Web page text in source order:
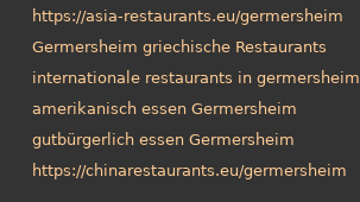
https://asia-restaurants.eu/germersheim
Germersheim griechische Restaurants
internationale restaurants in germersheim
amerikanisch essen Germersheim
gutbürgerlich essen Germersheim
https://chinarestaurants.eu/germersheim